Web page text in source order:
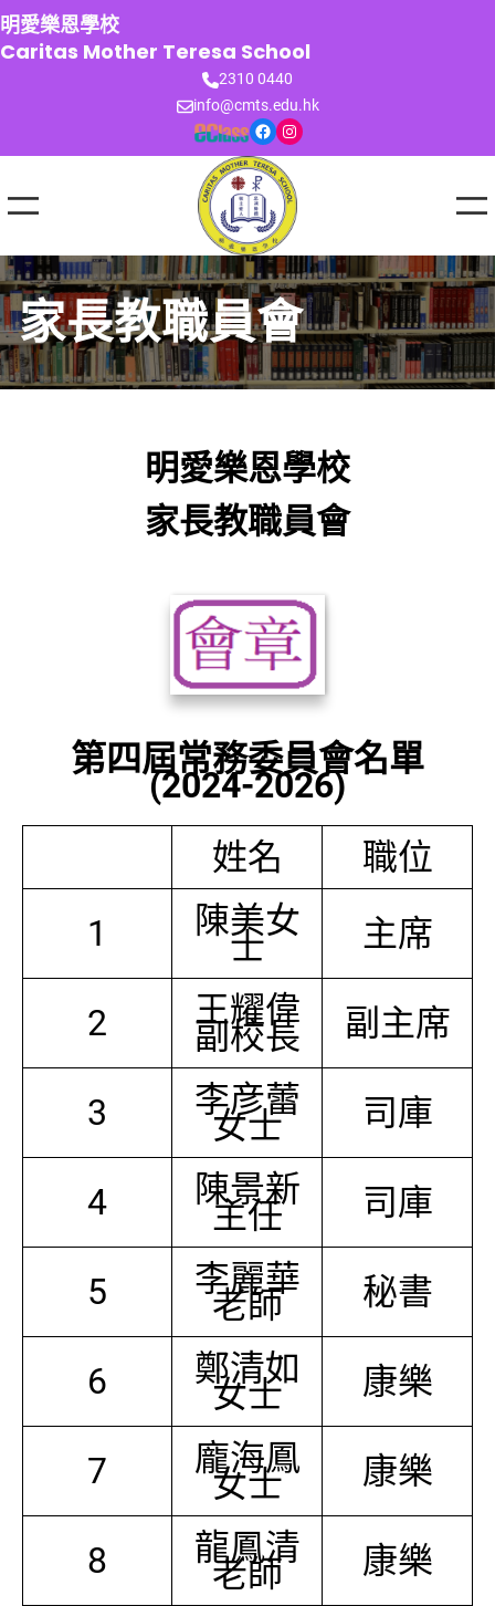
跳
至
主
明愛樂恩學校
Caritas Mother Teresa School
2310 0440
info@cmts.edu.hk
Facebook Instagram
家長教職員會
明愛樂恩學校
家長教職員會
第四屆常務委員會名單
(2024-2026)
姓名
職位
1
陳美女
士 主席
2 王耀偉
副校長 副主席
3 李彦蕾
女士 司庫
4 陳景新
主任 司庫
5 李麗華
老師 秘書
6 鄭清如
女士 康樂
7 龐海鳳
女士 康樂
8 龍鳳清
老師 康樂